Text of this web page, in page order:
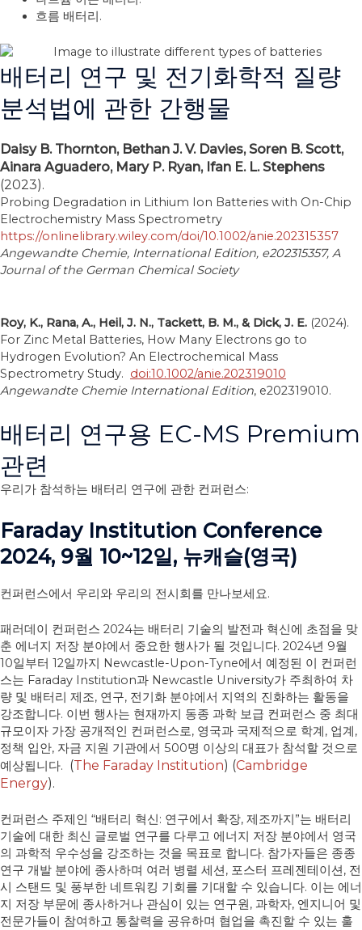
흐름 배터리.
배터리 연구 및 전기화학적 질량
분석법에 관한 간행물
Daisy B. Thornton, Bethan J. V. Davies, Soren B. Scott,
Ainara Aguadero, Mary P. Ryan, Ifan E. L. Stephens
(2023).
Probing Degradation in Lithium Ion Batteries with On-Chip
Electrochemistry Mass Spectrometry
https://onlinelibrary.wiley.com/doi/10.1002/anie.202315357
Angewandte Chemie, International Edition, e202315357, A
Journal of the German Chemical Society
Roy, K., Rana, A., Heil, J. N., Tackett, B. M., & Dick, J. E. (2024).
For Zinc Metal Batteries, How Many Electrons go to
Hydrogen Evolution? An Electrochemical Mass
Spectrometry Study. doi:10.1002/anie.202319010
Angewandte Chemie International Edition, e202319010.
배터리 연구용 EC-MS Premium
관련
우리가 참석하는 배터리 연구에 관한 컨퍼런스:
Faraday Institution Conference
2024, 9월 10~12일, 뉴캐슬(영국)
컨퍼런스에서 우리와 우리의 전시회를 만나보세요.
패러데이 컨퍼런스 2024는 배터리 기술의 발전과 혁신에 초점을 맞
춘 에너지 저장 분야에서 중요한 행사가 될 것입니다. 2024년 9월
10일부터 12일까지 Newcastle-Upon-Tyne에서 예정된 이 컨퍼런
스는 Faraday Institution과 Newcastle University가 주최하여 차
량 및 배터리 제조, 연구, 전기화 분야에서 지역의 진화하는 활동을
강조합니다. 이번 행사는 현재까지 동종 과학 보급 컨퍼런스 중 최대
규모이자 가장 공개적인 컨퍼런스로, 영국과 국제적으로 학계, 업계,
정책 입안, 자금 지원 기관에서 500명 이상의 대표가 참석할 것으로
예상됩니다. (The Faraday Institution) (Cambridge
Energy).
컨퍼런스 주제인 “배터리 혁신: 연구에서 확장, 제조까지”는 배터리
기술에 대한 최신 글로벌 연구를 다루고 에너지 저장 분야에서 영국
의 과학적 우수성을 강조하는 것을 목표로 합니다. 참가자들은 종종
연구 개발 분야에 종사하며 여러 병렬 세션, 포스터 프레젠테이션, 전
시 스탠드 및 풍부한 네트워킹 기회를 기대할 수 있습니다. 이는 에너
지 저장 부문에 종사하거나 관심이 있는 연구원, 과학자, 엔지니어 및
전문가들이 참여하고 통찰력을 공유하며 협업을 촉진할 수 있는 훌